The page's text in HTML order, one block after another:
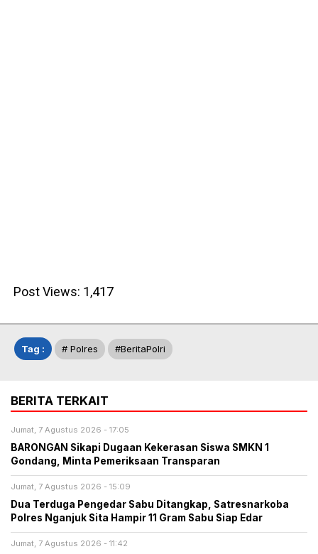
Post Views: 1,417
Tag : # Polres #beritaPolri
BERITA TERKAIT
Jumat, 7 Agustus 2026 - 17:05
BARONGAN Sikapi Dugaan Kekerasan Siswa SMKN 1
Gondang, Minta Pemeriksaan Transparan
Jumat, 7 Agustus 2026 - 15:09
Dua Terduga Pengedar Sabu Ditangkap, Satresnarkoba
Polres Nganjuk Sita Hampir 11 Gram Sabu Siap Edar
Jumat, 7 Agustus 2026 - 11:42